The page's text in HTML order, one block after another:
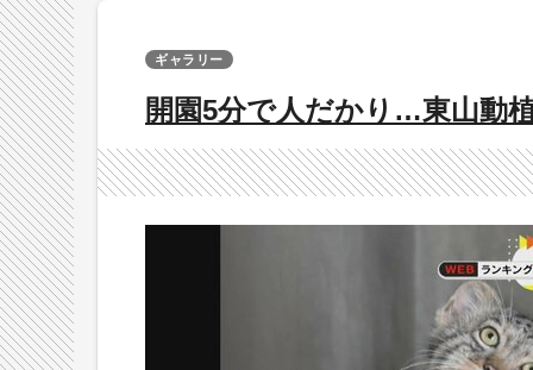
開園5分で人だかり…東山動
ギャラリー